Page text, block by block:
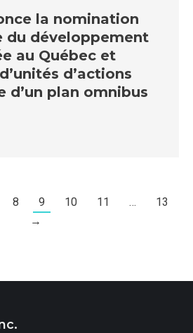
la nomination
du développement
au Québec et
d’actions
d’un plan omnibus
8 9 10 11 …
13
→